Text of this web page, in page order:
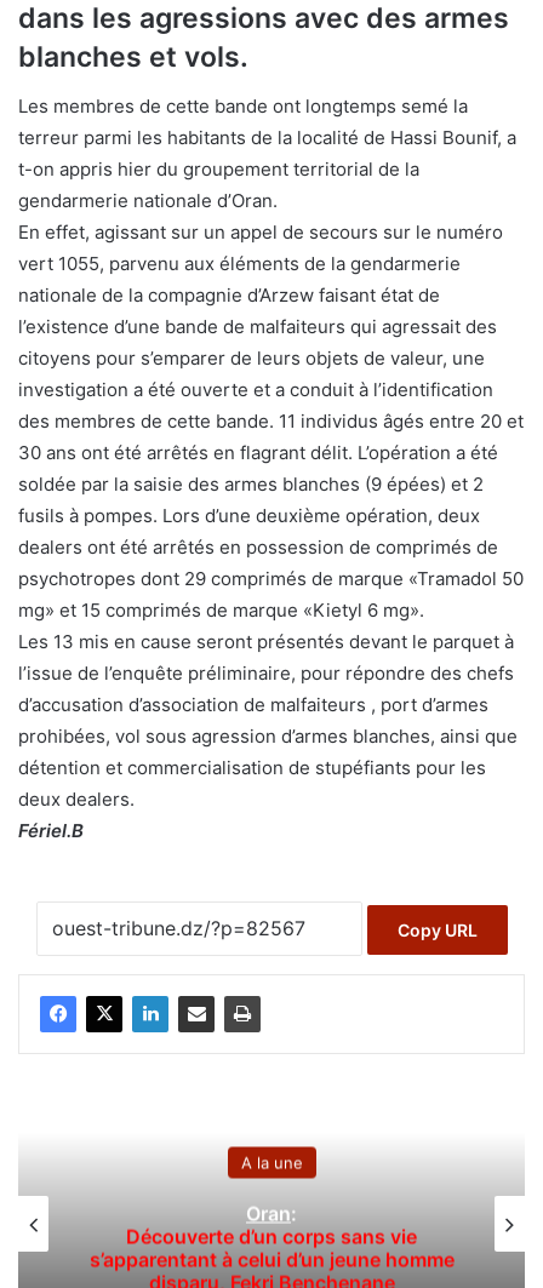
dans les agressions avec des armes
blanches et vols.
Les membres de cette bande ont longtemps semé la
terreur parmi les habitants de la localité de Hassi Bounif, a
t-on appris hier du groupement territorial de la
gendarmerie nationale d’Oran.
En effet, agissant sur un appel de secours sur le numéro
vert 1055, parvenu aux éléments de la gendarmerie
nationale de la compagnie d’Arzew faisant état de
l’existence d’une bande de malfaiteurs qui agressait des
citoyens pour s’emparer de leurs objets de valeur, une
investigation a été ouverte et a conduit à l’identification
des membres de cette bande. 11 individus âgés entre 20 et
30 ans ont été arrêtés en flagrant délit. L’opération a été
soldée par la saisie des armes blanches (9 épées) et 2
fusils à pompes. Lors d’une deuxième opération, deux
dealers ont été arrêtés en possession de comprimés de
psychotropes dont 29 comprimés de marque «Tramadol 50
mg» et 15 comprimés de marque «Kietyl 6 mg».
Les 13 mis en cause seront présentés devant le parquet à
l’issue de l’enquête préliminaire, pour répondre des chefs
d’accusation d’association de malfaiteurs , port d’armes
prohibées, vol sous agression d’armes blanches, ainsi que
détention et commercialisation de stupéfiants pour les
deux dealers.
Fériel.B
Copy URL
A la une
Oran:
Découverte d’un corps sans vie
s’apparentant à celui d’un jeune homme
disparu, Fekri Benchenane